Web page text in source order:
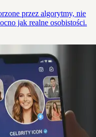
przez algorytmy, nie
jak realne osobistości.